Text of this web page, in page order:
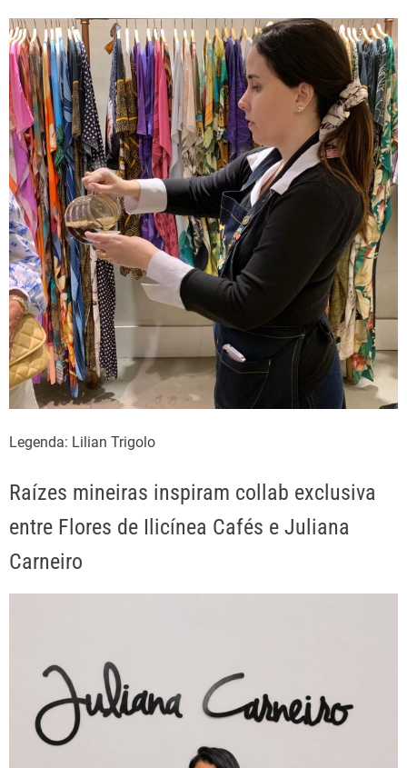
Legenda: Lilian Trigolo
Raízes mineiras inspiram collab exclusiva
entre Flores de Ilicínea Cafés e Juliana
Carneiro